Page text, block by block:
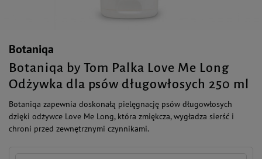
Botaniqa
Botaniqa by Tom Palka Love Me Long
Odżywka dla psów długowłosych 250 ml
Botaniqa zapewnia doskonałą pielęgnację psów długowłosych
dzięki odżywce Love Me Long, która zmiękcza, wygładza sierść i
chroni przed zewnętrznymi czynnikami.